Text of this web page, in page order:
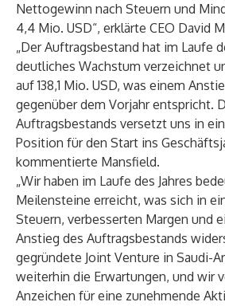
Nettogewinn nach Steuern und
4,4 Mio. USD“, erklärte CEO David
„Der Auftragsbestand hat im Laufe
deutliches Wachstum verzeichnet
auf 138,1 Mio. USD, was einem
gegenüber dem Vorjahr entspricht.
Auftragsbestands versetzt uns in
Position für den Start ins
kommentierte Mansfield.
„Wir haben im Laufe des Jahres
Meilensteine erreicht, was sich in
Steuern, verbesserten Margen und
Anstieg des Auftragsbestands
gegründete Joint Venture in Saudi-
weiterhin die Erwartungen, und wir
Anzeichen für eine zunehmende